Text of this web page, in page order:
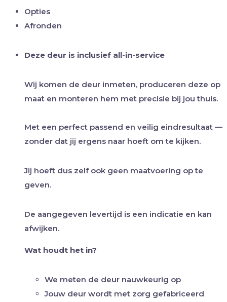
Opties
Afronden
Deze deur is inclusief all-in-service
Wij komen de deur inmeten, produceren deze op
maat en monteren hem met precisie bij jou thuis.
Met een perfect passend en veilig eindresultaat —
zonder dat jij ergens naar hoeft om te kijken.
Jij hoeft dus zelf ook geen maatvoering op te
geven.
De aangegeven levertijd is een indicatie en kan
afwijken.
Wat houdt het in?
We meten de deur nauwkeurig op
Jouw deur wordt met zorg gefabriceerd